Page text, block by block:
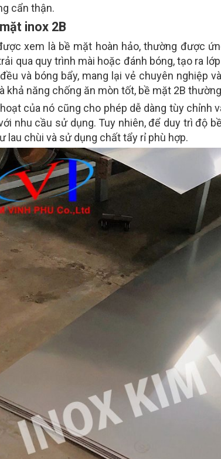
cẩn thận.
inox 2B
xem là bề mặt hoàn hảo, thường được
qua quy trình mài hoặc đánh bóng, tạo ra
và bóng bẩy, mang lại vẻ chuyên nghiệp
khả năng chống ăn mòn tốt, bề mặt 2B
của nó cũng cho phép dễ dàng tùy chỉnh
nhu cầu sử dụng. Tuy nhiên, để duy trì độ
lau chùi và sử dụng chất tẩy rỉ phù hợp.